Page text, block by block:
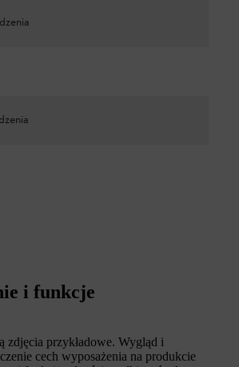
i funkcje
zdjęcia przykładowe. Wygląd i
cech wyposażenia na produkcie